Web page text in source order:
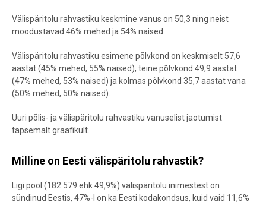
Välispäritolu rahvastiku keskmine vanus on 50,3 ning neist
moodustavad 46% mehed ja 54% naised.
Välispäritolu rahvastiku esimene põlvkond on keskmiselt 57,6
aastat (45% mehed, 55% naised), teine põlvkond 49,9 aastat
(47% mehed, 53% naised) ja kolmas põlvkond 35,7 aastat vana
(50% mehed, 50% naised).
Uuri põlis- ja välispäritolu rahvastiku vanuselist jaotumist
täpsemalt graafikult.
Milline on Eesti välispäritolu rahvastik?
Ligi pool (182 579 ehk 49,9%) välispäritolu inimestest on
sündinud Eestis, 47%-l on ka Eesti kodakondsus, kuid vaid 11,6%